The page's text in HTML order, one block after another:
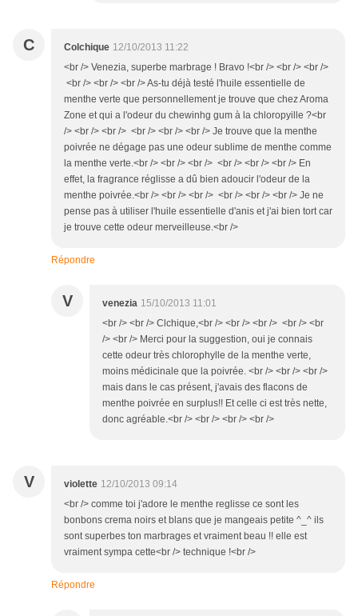
C Colchique 12/10/2013 11:22
<br /> Venezia, superbe marbrage ! Bravo !<br /> <br /> <br />
<br /> <br /> <br /> As-tu déjà testé l'huile essentielle de
menthe verte que personnellement je trouve que chez Aroma
Zone et qui a l'odeur du chewinhg gum à la chloropyille ?<br
/> <br /> <br /> <br /> <br /> <br /> Je trouve que la menthe
poivrée ne dégage pas une odeur sublime de menthe comme
la menthe verte.<br /> <br /> <br /> <br /> <br /> <br /> En
effet, la fragrance réglisse a dû bien adoucir l'odeur de la
menthe poivrée.<br /> <br /> <br /> <br /> <br /> <br /> Je ne
pense pas à utiliser l'huile essentielle d'anis et j'ai bien tort car
je trouve cette odeur merveilleuse.<br />
Répondre
V venezia 15/10/2013 11:01
<br /> <br /> Clchique,<br /> <br /> <br /> <br /> <br
/> <br /> Merci pour la suggestion, oui je connais
cette odeur très chlorophylle de la menthe verte,
moins médicinale que la poivrée. <br /> <br /> <br />
mais dans le cas présent, j'avais des flacons de
menthe poivrée en surplus!! Et celle ci est très nette,
donc agréable.<br /> <br /> <br /> <br />
V violette 12/10/2013 09:14
<br /> comme toi j'adore le menthe reglisse ce sont les
bonbons crema noirs et blans que je mangeais petite ^_^ ils
sont superbes ton marbrages et vraiment beau !! elle est
vraiment sympa cette<br /> technique !<br />
Répondre